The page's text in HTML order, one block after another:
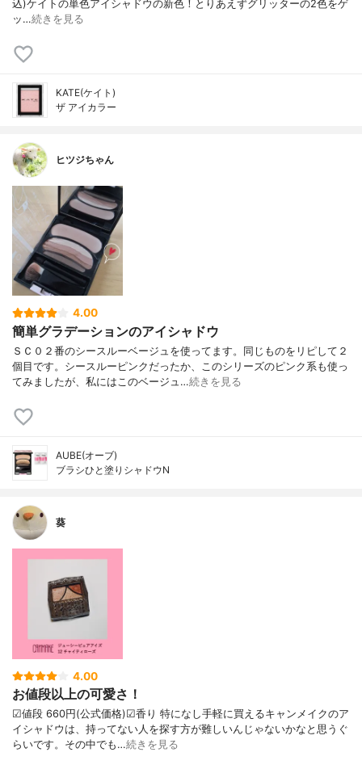
込) ケイトの単色アイシャドウの新色！ とりあえずグリッターの2色をゲ
ッ…続きを見る
KATE(ケイト)
ザ アイカラー
ヒツジちゃん
4.00
簡単グラデーションのアイシャドウ
ＳＣ０２番のシースルーベージュを使ってます。同じものをリピして２
個目です。シースルーピンクだったか、このシリーズのピンク系も使っ
てみましたが、私にはこのベージュ…続きを見る
AUBE(オーブ)
ブラシひと塗りシャドウN
葵
4.00
お値段以上の可愛さ！
☑︎値段 660円(公式価格)☑︎香り 特になし手軽に買えるキャンメイクのア
イシャドウは、持ってない人を探す方が難しいんじゃないかなと思うぐ
らいです。その中でも…続きを見る